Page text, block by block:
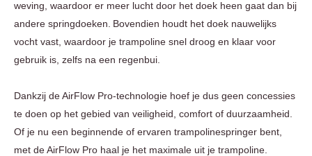
weving, waardoor er meer lucht door het doek heen gaat dan bij
andere springdoeken. Bovendien houdt het doek nauwelijks
vocht vast, waardoor je trampoline snel droog en klaar voor
gebruik is, zelfs na een regenbui.
Dankzij de AirFlow Pro-technologie hoef je dus geen concessies
te doen op het gebied van veiligheid, comfort of duurzaamheid.
Of je nu een beginnende of ervaren trampolinespringer bent,
met de AirFlow Pro haal je het maximale uit je trampoline.